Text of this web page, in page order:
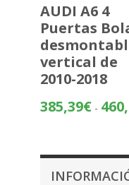
AUDI A6 4
Puertas
vertical de
2010-2018
385,39€ -